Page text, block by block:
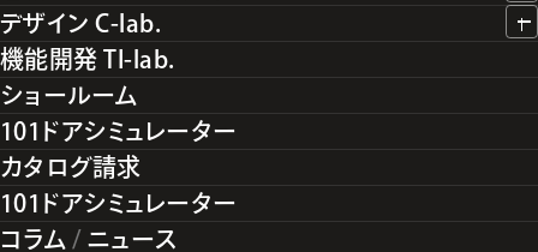
デザイン C-lab.
機能開発 TI-lab.
ショールーム
101ドアシミュレーター
カタログ請求
101ドアシミュレーター
コラム /ニュース